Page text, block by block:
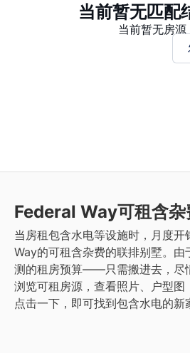
当前暂无匹配
当前暂无房源
Federal Way可租含
当房租包含水电等设施时，月度
Way的可租含杂费的联排别墅。
测的租房预算——只需搬进去，尽
浏览可租房源，查看照片、户型图
点击一下，即可找到包含水电的新